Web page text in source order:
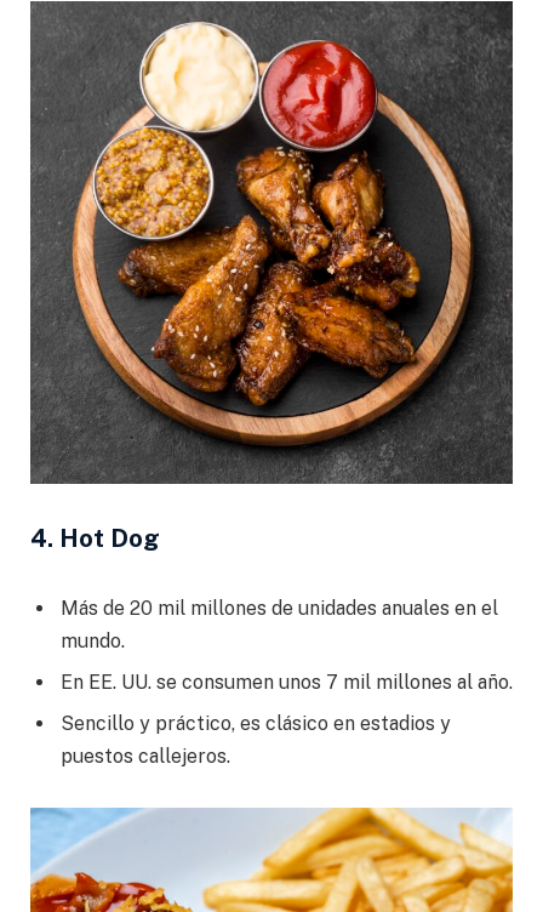
4. Hot Dog
Más de 20 mil millones de unidades anuales en el
mundo.
En EE. UU. se consumen unos 7 mil millones al año.
Sencillo y práctico, es clásico en estadios y
puestos callejeros.